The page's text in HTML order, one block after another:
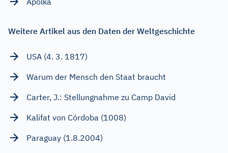
Weitere Artikel aus den Daten der Weltgeschichte
USA (4. 3. 1817)
Warum der Mensch den Staat braucht
Carter, J.: Stellungnahme zu Camp David
Kalifat von Córdoba (1008)
Paraguay (1.8.2004)